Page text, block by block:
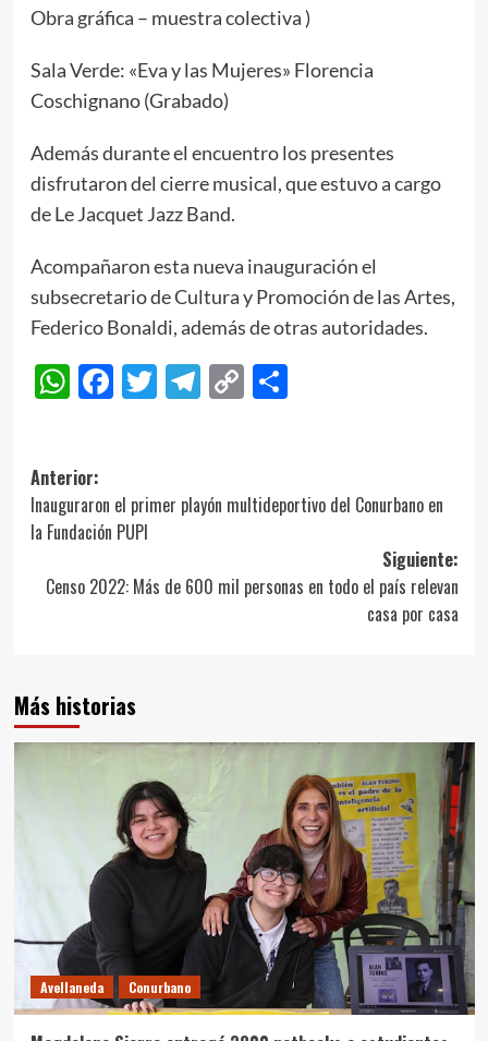
Obra gráfica – muestra colectiva )
Sala Verde: «Eva y las Mujeres» Florencia
Coschignano (Grabado)
Además durante el encuentro los presentes
disfrutaron del cierre musical, que estuvo a cargo
de Le Jacquet Jazz Band.
Acompañaron esta nueva inauguración el
subsecretario de Cultura y Promoción de las Artes,
Federico Bonaldi, además de otras autoridades.
WhatsApp
Facebook
Twitter
Telegram
CopyCompartir
Navegación
de
entradas
Anterior:
Inauguraron el primer playón multideportivo del Conurbano en
la Fundación PUPI
Siguiente:
Censo 2022: Más de 600 mil personas en todo el país relevan
casa por casa
Más historias
Avellaneda Conurbano